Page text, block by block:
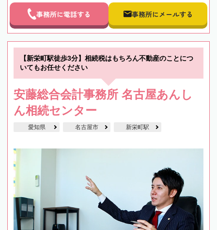
事務所に電話する 事務所にメールする
【新栄町駅徒歩3分】相続税はもちろん不動産のことにつ
いてもお任せください
安藤総合会計事務所 名古屋あんし
ん相続センター
愛知県 名古屋市 新栄町駅